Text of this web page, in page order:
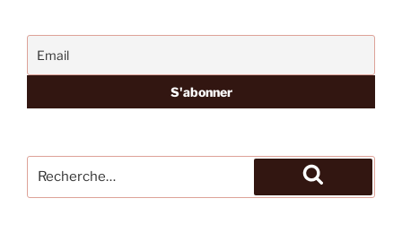
pour
Recherche